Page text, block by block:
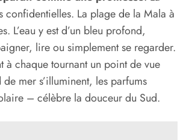
La plage de la Mala à
L’eau y est d’un bleu profond,
lire ou simplement se regarder.
à chaque tournant un point de vue
mer s’illuminent, les parfums
– célèbre la douceur du Sud.